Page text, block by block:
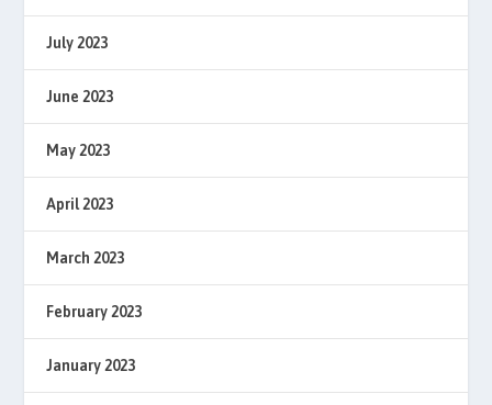
July 2023
June 2023
May 2023
April 2023
March 2023
February 2023
January 2023